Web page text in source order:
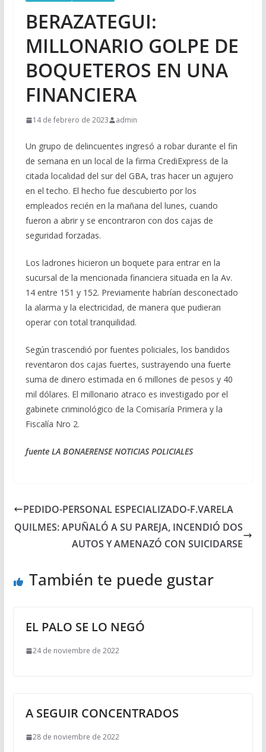
BERAZATEGUI:
MILLONARIO GOLPE DE
BOQUETEROS EN UNA
FINANCIERA
14 de febrero de 2023 admin
Un grupo de delincuentes ingresó a robar durante el fin
de semana en un local de la firma CrediExpress de la
citada localidad del sur del GBA, tras hacer un agujero
en el techo. El hecho fue descubierto por los
empleados recién en la mañana del lunes, cuando
fueron a abrir y se encontraron con dos cajas de
seguridad forzadas.
Los ladrones hicieron un boquete para entrar en la
sucursal de la mencionada financiera situada en la Av.
14 entre 151 y 152. Previamente habrían desconectado
la alarma y la electricidad, de manera que pudieran
operar con total tranquilidad.
Según trascendió por fuentes policiales, los bandidos
reventaron dos cajas fuertes, sustrayendo una fuerte
suma de dinero estimada en 6 millones de pesos y 40
mil dólares. El millonario atraco es investigado por el
gabinete criminológico de la Comisaría Primera y la
Fiscalía Nro 2.
fuente LA BONAERENSE NOTICIAS POLICIALES
PEDIDO-PERSONAL ESPECIALIZADO-F.VARELA
QUILMES: APUÑALÓ A SU PAREJA, INCENDIÓ DOS
AUTOS Y AMENAZÓ CON SUICIDARSE
También te puede gustar
EL PALO SE LO NEGÓ
24 de noviembre de 2022
A SEGUIR CONCENTRADOS
28 de noviembre de 2022